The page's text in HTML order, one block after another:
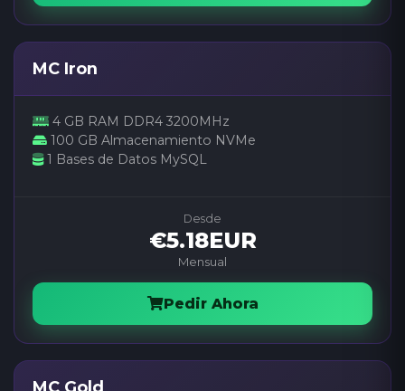
MC Iron
4 GB RAM DDR4 3200MHz
100 GB Almacenamiento NVMe
1 Bases de Datos MySQL
Desde
€5.18EUR
Mensual
Pedir Ahora
MC Gold